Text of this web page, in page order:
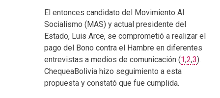
El entonces candidato del Movimiento Al
Socialismo (MAS) y actual presidente del
Estado, Luis Arce, se comprometió a realizar el
pago del Bono contra el Hambre en diferentes
entrevistas a medios de comunicación (1,2,3).
ChequeaBolivia hizo seguimiento a esta
propuesta y constató que fue cumplida.